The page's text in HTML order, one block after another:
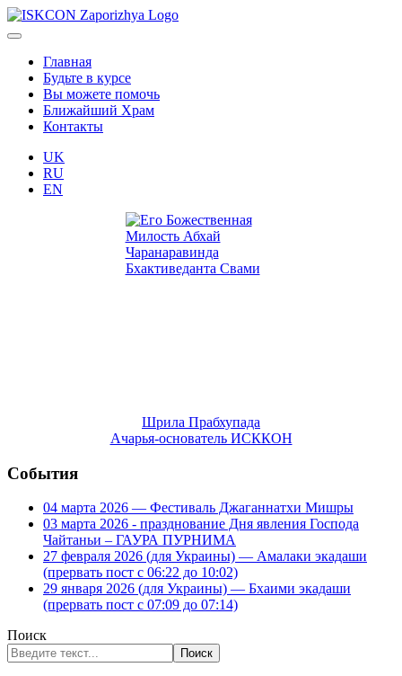
Главная
Будьте в курсе
Вы можете помочь
Ближайший Храм
Контакты
UK
RU
EN
Шрила Прабхупада
Ачарья-основатель ИСККОН
События
04 марта 2026 — Фестиваль Джаганнатхи Мишры
03 марта 2026 - празднование Дня явления Господа
Чайтаньи – ГАУРА ПУРНИМА
27 февраля 2026 (для Украины) — Амалаки экадаши
(прервать пост с 06:22 до 10:02)
29 января 2026 (для Украины) — Бхаими экадаши
(прервать пост с 07:09 до 07:14)
Поиск
Поиск